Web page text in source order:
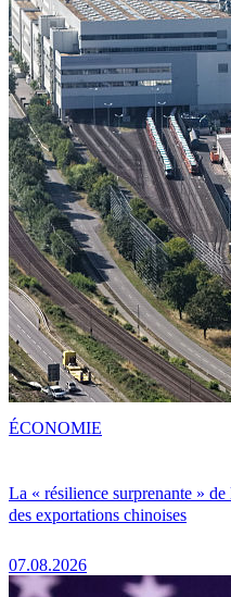
La « résilience surprenante »
des exportations chinoises
07.08.2026
ÉCONOMIE